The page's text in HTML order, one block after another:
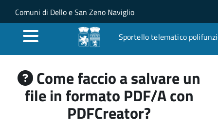
Salta al contenuto principale
Skip to site navigation
Comuni di Dello e San Zeno Naviglio
Sportello telematico
Come faccio a salvare un
file in formato PDF/A con
PDFCreator?